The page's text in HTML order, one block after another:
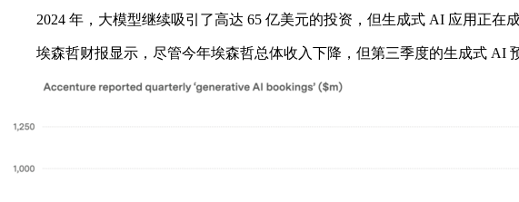
2024 年，大模型继续吸引了高达 65 亿美元的投资，但生成式 AI 应用正在成
埃森哲财报显示，尽管今年埃森哲总体收入下降，但第三季度的生成式 AI